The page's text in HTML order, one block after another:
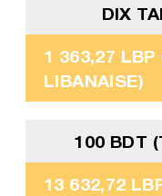
DIX
1 363,27 LBP
LIBANAISE)
100 BDT
13 632,72